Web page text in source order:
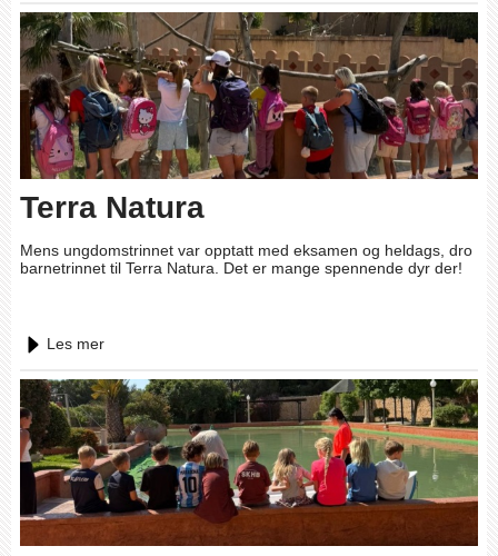
Terra Natura
Mens ungdomstrinnet var opptatt med eksamen og heldags, dro
barnetrinnet til Terra Natura. Det er mange spennende dyr der!
Les mer